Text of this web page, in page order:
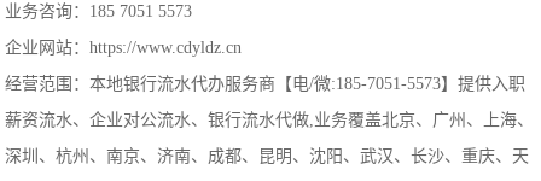
业务咨询：185 7051 5573
企业网站：https://www.cdyldz.cn
经营范围：本地银行流水代办服务商【电/微:185-7051-5573】提供入职
薪资流水、企业对公流水、银行流水代做,业务覆盖北京、广州、上海、
深圳、杭州、南京、济南、成都、昆明、沈阳、武汉、长沙、重庆、天